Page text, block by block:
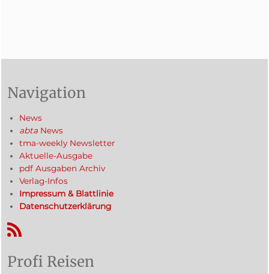
Navigation
News
abta News
tma-weekly Newsletter
Aktuelle-Ausgabe
pdf Ausgaben Archiv
Verlag-Infos
Impressum & Blattlinie
Datenschutzerklärung
RSS-Feed
Profi Reisen